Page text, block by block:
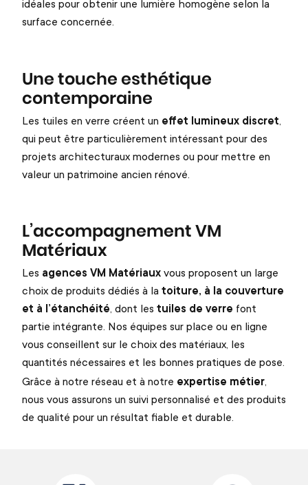
idéales pour obtenir une lumière homogène selon la
surface concernée.
Une touche esthétique
contemporaine
Les tuiles en verre créent un effet lumineux discret,
qui peut être particulièrement intéressant pour des
projets architecturaux modernes ou pour mettre en
valeur un patrimoine ancien rénové.
L’accompagnement VM
Matériaux
Les agences VM Matériauxvous proposent un large
choix de produits dédiés à la toiture, à la couverture
et à l’étanchéité, dont les tuiles de verre font
partie intégrante. Nos équipes sur place ou en ligne
vous conseillent sur le choix des matériaux, les
quantités nécessaires et les bonnes pratiques de pose.
Grâce à notre réseau et à notre expertise métier,
nous vous assurons un suivi personnalisé et des produits
de qualité pour un résultat fiable et durable.